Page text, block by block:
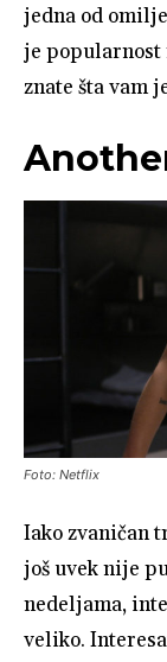
jedna od
je popularnost
znate šta vam
Foto: Netflix
Iako zvaničan
još uvek nije
nedeljama,
veliko.